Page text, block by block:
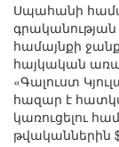
Սպահանի
համայնքի
հայկական
«Գալուստ
հազար է
կառուցելու
թվականներին